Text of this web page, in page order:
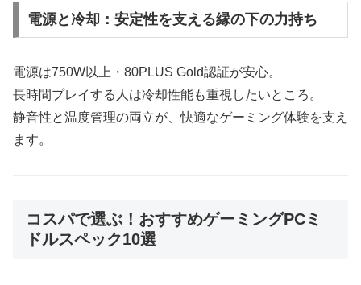
電源と冷却：安定性を支える縁の下の力持ち
電源は750W以上・80PLUS Gold認証が安心。
長時間プレイする人は冷却性能も重視したいところ。
静音性と温度管理の両立が、快適なゲーミング体験を支え
ます。
コスパで選ぶ！おすすめゲーミングPCミ
ドルスペック10選